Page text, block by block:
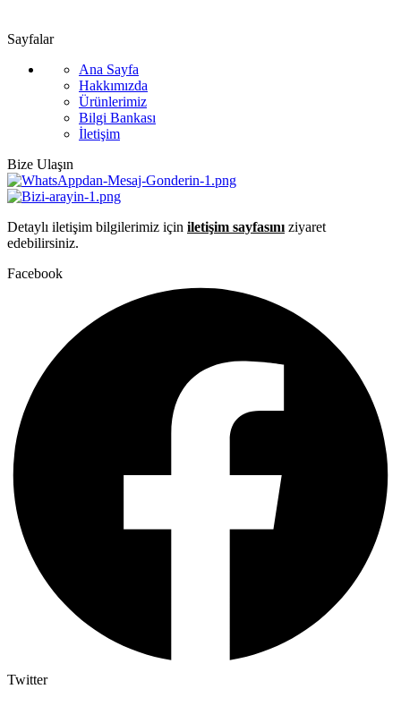
Sayfalar
Ana Sayfa
Hakkımızda
Ürünlerimiz
Bilgi Bankası
İletişim
Bize Ulaşın
Detaylı iletişim bilgilerimiz için iletişim sayfasını ziyaret
edebilirsiniz.
Facebook
Twitter